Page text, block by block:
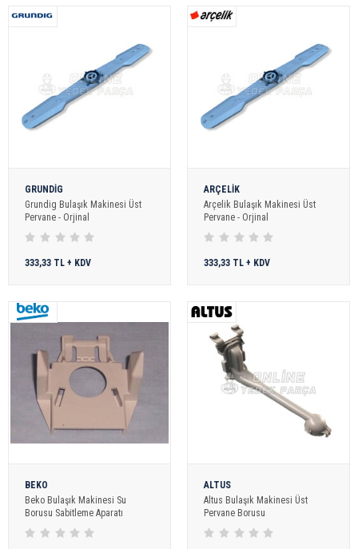
GRUNDİG
Grundig Bulaşık Makinesi Üst
Pervane - Orjinal
333,33 TL + KDV
ARÇELİK
Arçelik Bulaşık Makinesi Üst
Pervane - Orjinal
333,33 TL + KDV
BEKO
Beko Bulaşık Makinesi Su
Borusu Sabitleme Aparatı
ALTUS
Altus Bulaşık Makinesi Üst
Pervane Borusu